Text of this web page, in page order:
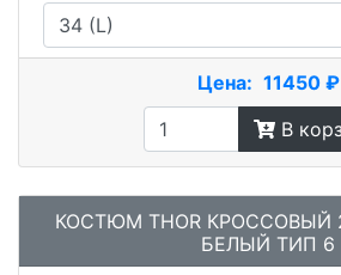
Цена: 11450 ₽
В
КОСТЮМ THOR КРОССОВЫЙ
БЕЛЫЙ ТИП 6